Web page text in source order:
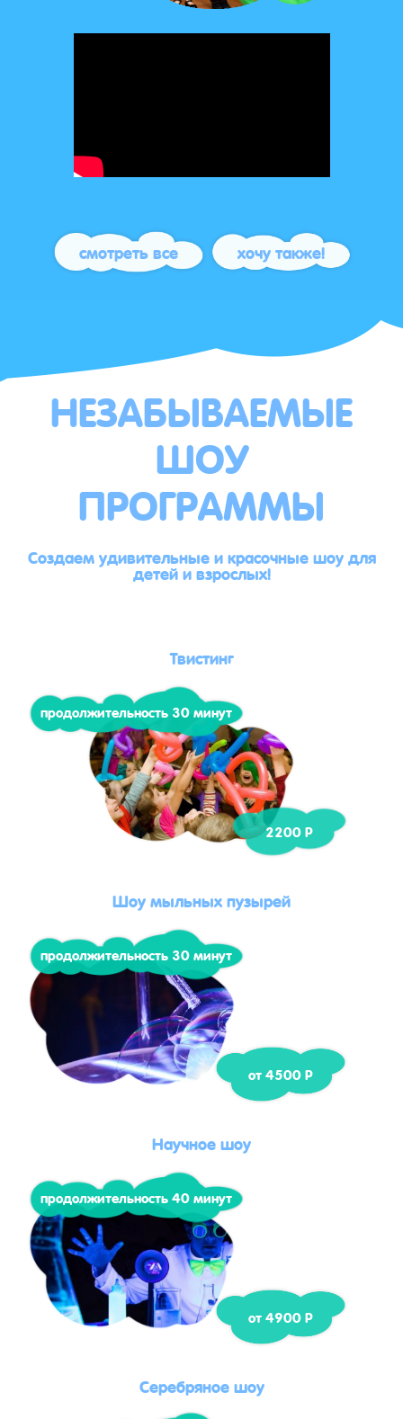
смотреть все хочу также!
НЕЗАБЫВАЕМЫЕ
ШОУ
ПРОГРАММЫ
Создаем удивительные и красочные шоу для
детей и взрослых!
Твистинг
продолжительность 30 минут
2200 Р
Шоу мыльных пузырей
продолжительность 30 минут
от 4500 Р
Научное шоу
продолжительность 40 минут
от 4900 Р
Серебряное шоу